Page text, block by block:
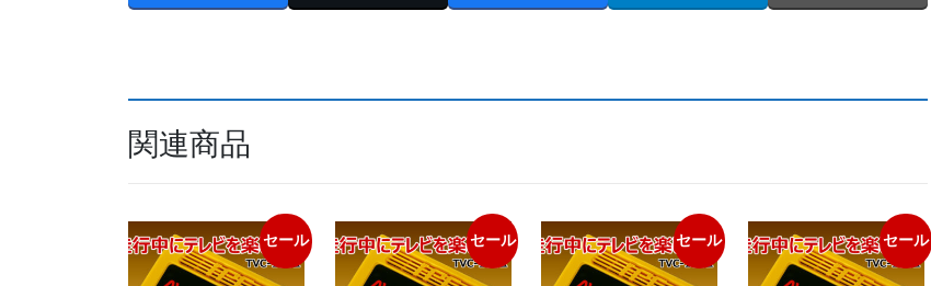
関連商品
セール セール セール セール